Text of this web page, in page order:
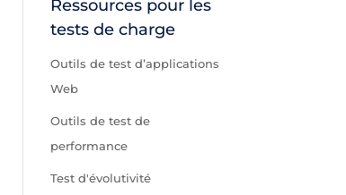
Ressources pour les
tests de charge
Outils de test d’applications
Web
Outils de test de
performance
Test d'évolutivité